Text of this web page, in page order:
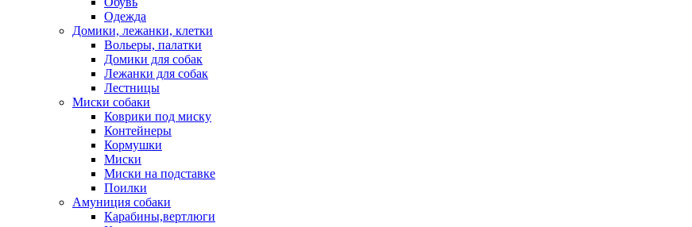
Одежда
Домики, лежанки, клетки
Вольеры, палатки
Домики для собак
Лежанки для собак
Лестницы
Миски собаки
Коврики под миску
Контейнеры
Кормушки
Миски
Миски на подставке
Поилки
Амуниция собаки
Карабины,вертлюги